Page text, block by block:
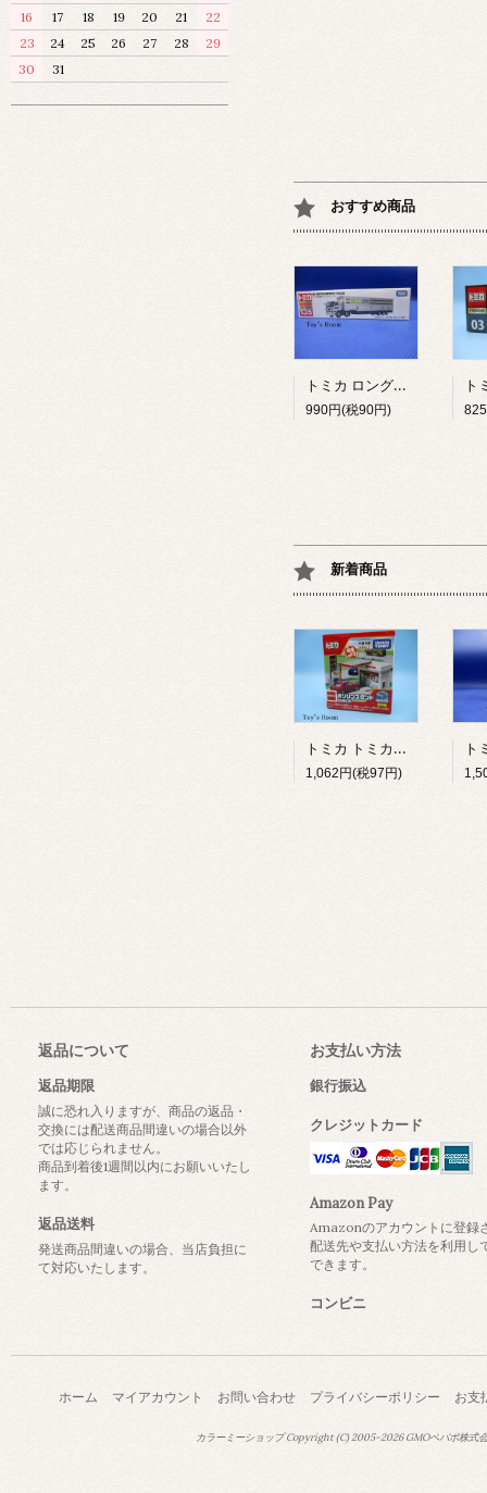
おすすめ商品
トミカ ロングタイプトミカ No.135 NX 日本通運 ウイングトレーラ NO135NXニホンツウウンウイングトレ-ラ-
990円(税90円)
新着商品
トミカ トミカタウン ガソリンスタンド ENEOS
1,062円(税97円)
16
17 18 19 20 21
22
23
24 25 26 27 28
29
30
31
返品について
返品期限
誠に恐れ入りますが、商品の返品・
交換には配送商品間違いの場合以外
では応じられません。
商品到着後1週間以内にお願いいたし
ます。
返品送料
発送商品間違いの場合、当店負担に
て対応いたします。
お支払い方法
銀行振込
クレジットカード
Amazon Pay
Amazonのアカウントに登録
配送先や支払い方法を利用し
できます。
コンビニ
ホーム マイアカウント お問い合わせ プライバシーポリシー お支
カラーミーショップCopyright (C) 2005-2026GMOペパボ株式